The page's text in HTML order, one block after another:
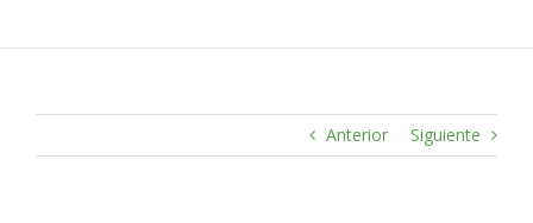
Anterior Siguiente